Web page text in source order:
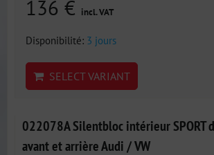
136 € incl. VAT
Disponibilité: 3 jours
SELECT VARIANT
022078A Silentbloc intérieur SPORT
avant et arrière Audi / VW